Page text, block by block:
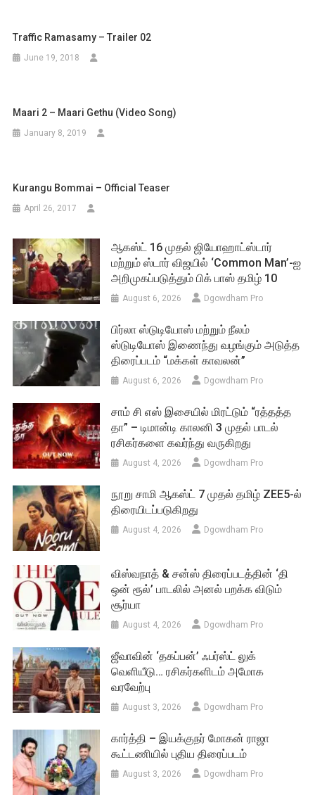
Traffic Ramasamy – Trailer 02
June 19, 2018
Maari 2 – Maari Gethu (Video Song)
January 8, 2019
Kurangu Bommai – Official Teaser
April 26, 2017
ஆகஸ்ட் 16 முதல் ஜியோஹாட்ஸ்டார்
மற்றும் ஸ்டார் விஜயில் ‘Common Man’-ஐ
அறிமுகப்படுத்தும் பிக் பாஸ் தமிழ் 10
August 6, 2026 Dgowdham Pro
பிர்லா ஸ்டுடியோஸ் மற்றும் நீலம்
ஸ்டுடியோஸ் இணைந்து வழங்கும் அடுத்த
திரைப்படம் “மக்கள் காவலன்”
August 6, 2026 Dgowdham Pro
சாம் சி எஸ் இசையில் மிரட்டும் “ரத்தத்த
தா” – டிமான்டி காலனி 3 முதல் பாடல்
ரசிகர்களை கவர்ந்து வருகிறது
August 4, 2026 Dgowdham Pro
நூறு சாமி ஆகஸ்ட் 7 முதல் தமிழ் ZEE5-ல்
திரையிடப்படுகிறது
August 4, 2026 Dgowdham Pro
விஸ்வநாத் & சன்ஸ் திரைப்படத்தின் ‘தி
ஒன் ரூல்’ பாடலில் அனல் பறக்க விடும்
சூர்யா
August 4, 2026 Dgowdham Pro
ஜீவாவின் ‘தகப்பன்’ ஃபர்ஸ்ட் லுக்
வெளியீடு… ரசிகர்களிடம் அமோக
வரவேற்பு
August 3, 2026 Dgowdham Pro
கார்த்தி – இயக்குநர் மோகன் ராஜா
கூட்டணியில் புதிய திரைப்படம்
August 3, 2026 Dgowdham Pro